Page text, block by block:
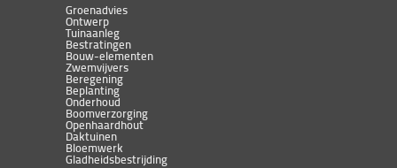
Groenadvies
Ontwerp
Tuinaanleg
Bestratingen
Bouw-elementen
Zwemvijvers
Beregening
Beplanting
Onderhoud
Boomverzorging
Openhaardhout
Daktuinen
Bloemwerk
Gladheidsbestrijding